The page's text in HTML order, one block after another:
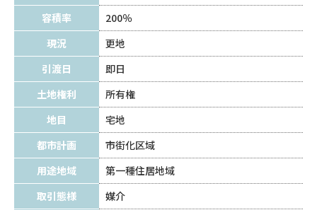
容積率
200％
現況
更地
引渡日
即日
土地権利
所有権
地目
宅地
都市計画
市街化区域
用途地域
第一種住居地域
取引態様
媒介